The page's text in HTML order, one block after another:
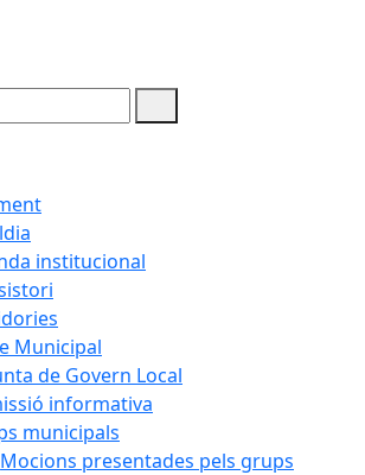
institucional
Municipal
de Govern Local
informativa
municipals
Mocions presentades pels grups